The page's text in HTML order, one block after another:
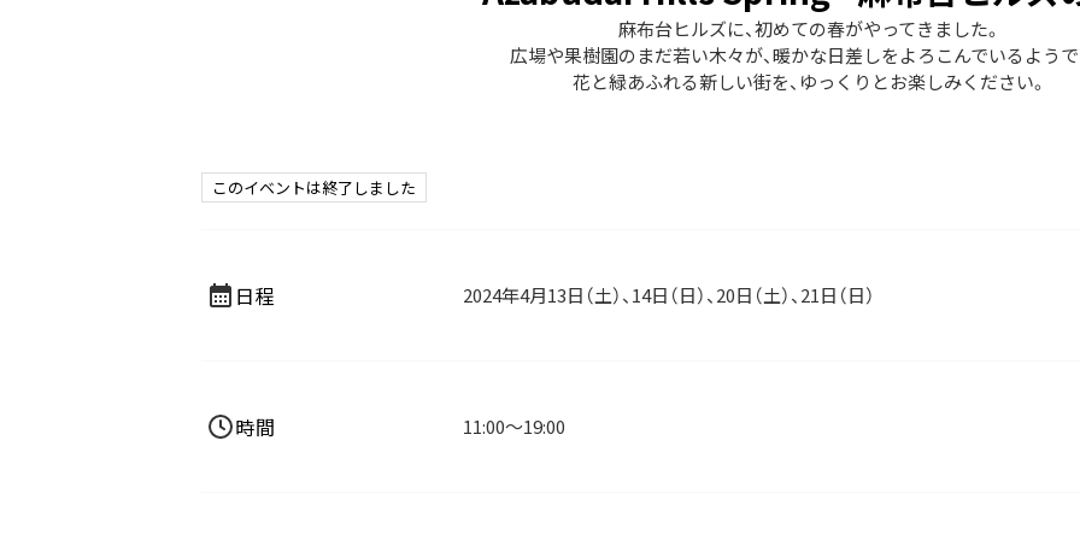
麻布台ヒルズに、初めての春がやってきました。
広場や果樹園のまだ若い木々が、暖かな日差しをよろこんでいるようで
花と緑あふれる新しい街を、ゆっくりとお楽しみください。
このイベントは終了しました
日程 2024年4月13日（土）、14日（日）、20日（土）、21日（日）
時間 11:00～19:00